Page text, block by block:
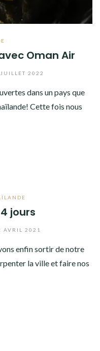
Oman Air
2022
dans un pays que
Cette fois nous
jours
AVRIL 2021
enfin sortir de notre
la ville et faire nos